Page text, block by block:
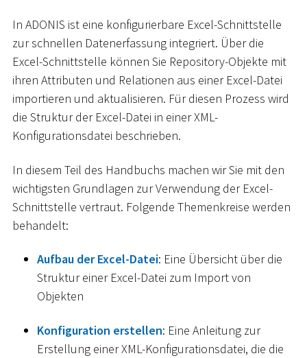
In ADONIS ist eine konfigurierbare Excel-Schnittstelle
zur schnellen Datenerfassung integriert. Über die
Excel-Schnittstelle können Sie Repository-Objekte mit
ihren Attributen und Relationen aus einer Excel-Datei
importieren und aktualisieren. Für diesen Prozess wird
die Struktur der Excel-Datei in einer XML-
Konfigurationsdatei beschrieben.
In diesem Teil des Handbuchs machen wir Sie mit den
wichtigsten Grundlagen zur Verwendung der Excel-
Schnittstelle vertraut. Folgende Themenkreise werden
behandelt:
Aufbau der Excel-Datei: Eine Übersicht über die
Struktur einer Excel-Datei zum Import von
Objekten
Konfiguration erstellen: Eine Anleitung zur
Erstellung einer XML-Konfigurationsdatei, die die